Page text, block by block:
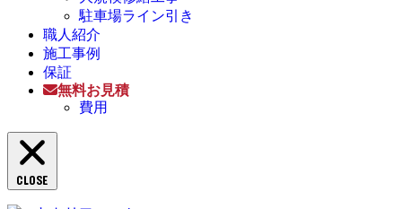
駐車場ライン引き
職人紹介
施工事例
保証
無料お見積
費用
CLOSE